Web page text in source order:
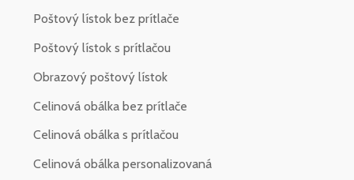
Poštový lístok bez prítlače
Poštový lístok s prítlačou
Obrazový poštový lístok
Celinová obálka bez prítlače
Celinová obálka s prítlačou
Celinová obálka personalizovaná